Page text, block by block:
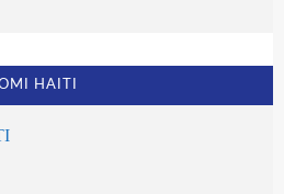
HAITI